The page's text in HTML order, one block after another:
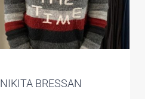
NIKITA BRESSAN